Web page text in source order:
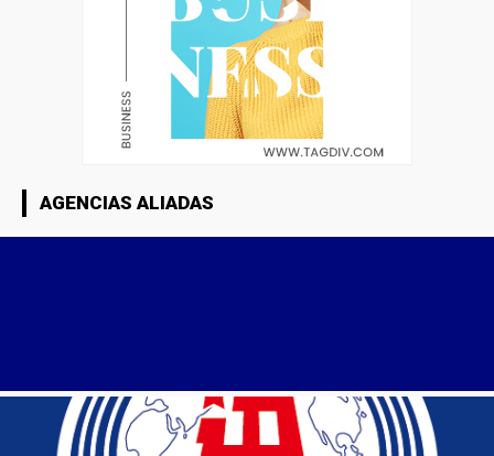
AGENCIAS ALIADAS